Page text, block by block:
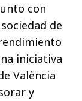
con
de
iniciativa
València
y